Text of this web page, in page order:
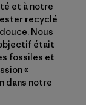
et à notre
recyclé
Nous
était
fossiles et
«
dans notre